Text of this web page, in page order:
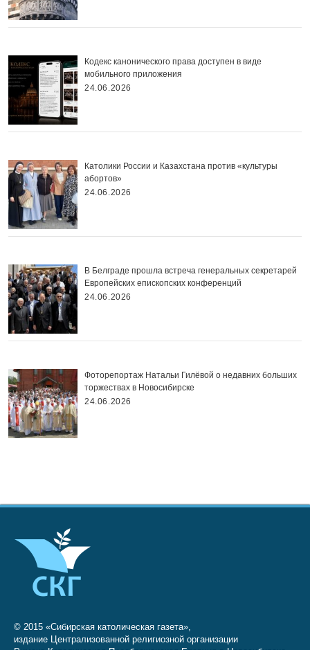
Кодекс канонического права доступен в виде
мобильного приложения
24.06.2026
Католики России и Казахстана против «культуры
абортов»
24.06.2026
В Белграде прошла встреча генеральных секретарей
Европейских епископских конференций
24.06.2026
Фоторепортаж Натальи Гилёвой о недавних больших
торжествах в Новосибирске
24.06.2026
© 2015 «Сибирская католическая газета»,
издание Централизованной религиозной организации